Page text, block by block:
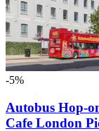
-5%
Autobus Hop-
Cafe London